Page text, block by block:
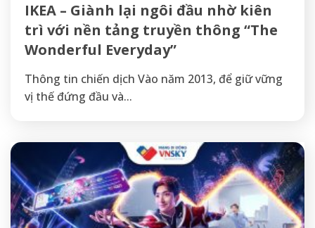
IKEA – Giành lại ngôi đầu nhờ kiên
trì với nền tảng truyền thông “The
Wonderful Everyday”
Thông tin chiến dịch Vào năm 2013, để giữ vững
vị thế đứng đầu và...